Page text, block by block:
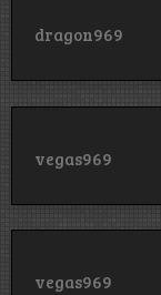
dragon969
vegas969
vegas969